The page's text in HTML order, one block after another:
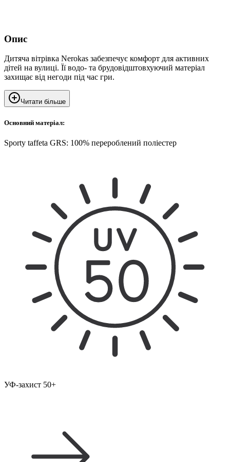
Опис
Дитяча вітрівка Nerokas забезпечує комфорт для активних
дітей на вулиці. Її водо- та брудовідштовхуючий матеріал
захищає від негоди під час гри.
Читати більше
Основний матеріал:
Sporty taffeta GRS: 100% перероблений поліестер
УФ-захист 50+